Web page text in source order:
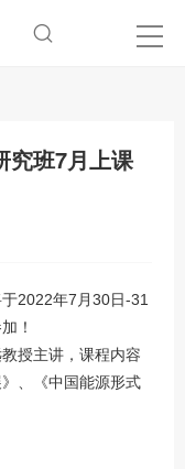
究班7月上课
2022年7月30日-31
！
授主讲，课程内容
、《中国能源形式